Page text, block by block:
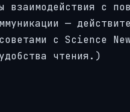
с
—
с Science
удобства чтения.)